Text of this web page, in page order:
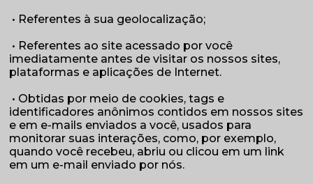
• Referentes à sua geolocalização;
• Referentes ao site acessado por você
imediatamente antes de visitar os nossos sites,
plataformas e aplicações de Internet.
• Obtidas por meio de cookies, tags e
identificadores anônimos contidos em nossos sites
e em e-mails enviados a você, usados para
monitorar suas interações, como, por exemplo,
quando você recebeu, abriu ou clicou em um link
em um e-mail enviado por nós.